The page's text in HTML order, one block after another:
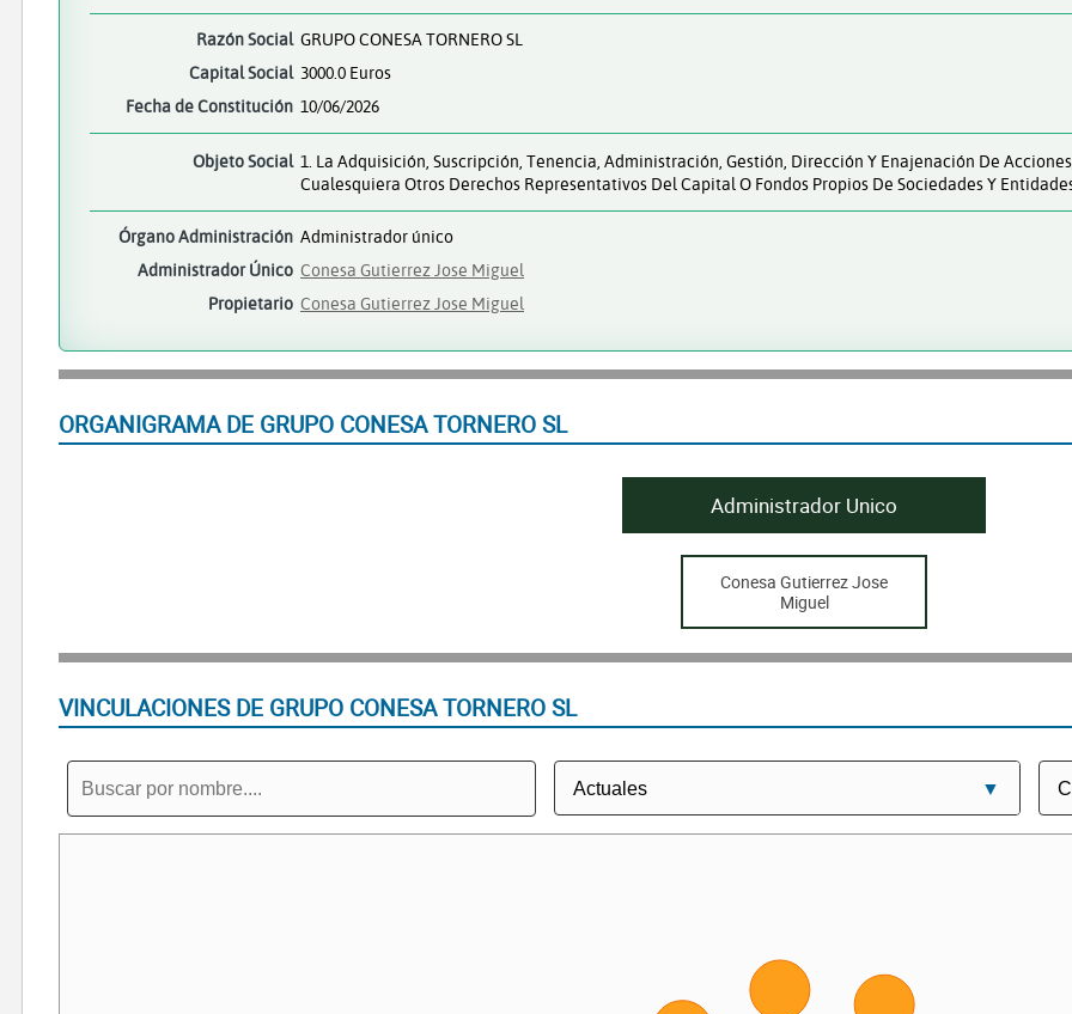
Razón Social GRUPO CONESA TORNERO SL
Capital Social 3000.0 Euros
Fecha de Constitución 10/06/2026
Objeto Social 1. La Adquisición, Suscripción, Tenencia, Administración, Gestión, Dirección Y Enajenación De
Cualesquiera Otros Derechos Representativos Del Capital O Fondos Propios De Sociedades Y
Órgano Administración Administrador único
Administrador Único Conesa Gutierrez Jose Miguel
Propietario Conesa Gutierrez Jose Miguel
ORGANIGRAMA DE GRUPO CONESA TORNERO SL
Administrador Unico
Conesa Gutierrez Jose
Miguel
VINCULACIONES DE GRUPO CONESA TORNERO SL